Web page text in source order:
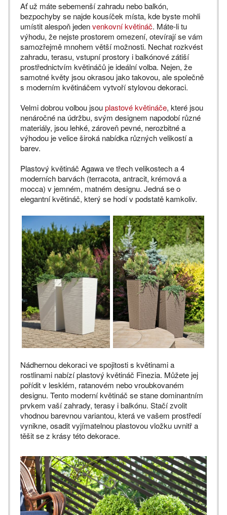
Ať už máte sebemenší zahradu nebo balkón,
bezpochyby se najde kousíček místa, kde byste mohli
umístit alespoň jedenvenkovní květináč. Máte-li tu
výhodu, že nejste prostorem omezení, otevírají se vám
samozřejmě mnohem větší možnosti. Nechat rozkvést
zahradu, terasu, vstupní prostory i balkónové zátiší
prostřednictvím květináčů je ideální volba. Nejen, že
samotné květy jsou okrasou jako takovou, ale společně
s moderním květináčem vytvoří stylovou dekoraci.
Velmi dobrou volbou jsouplastové květináče, které jsou
nenáročné na údržbu, svým designem napodobí různé
materiály, jsou lehké, zároveň pevné, nerozbitné a
výhodou je velice široká nabídka různých velikostí a
barev.
Plastový květináč Agawa ve třech velikostech a 4
moderních barvách (terracota, antracit, krémová a
mocca) v jemném, matném designu. Jedná se o
elegantní květináč, který se hodí v podstatě kamkoliv.
Nádhernou dekoraci ve spojitosti s květinami a
rostlinami nabízí plastový květináč Finezia. Můžete jej
pořídit v lesklém, ratanovém nebo vroubkovaném
designu. Tento moderní květináč se stane dominantním
prvkem vaší zahrady, terasy i balkónu. Stačí zvolit
vhodnou barevnou variantou, která ve vašem prostředí
vynikne, osadit vyjímatelnou plastovou vložku uvnitř a
těšit se z krásy této dekorace.